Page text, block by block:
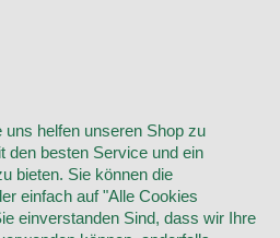
helfen unseren Shop zu
den besten Service und ein
bieten. Sie können die
einfach auf "Alle Cookies
einverstanden Sind, dass wir Ihre